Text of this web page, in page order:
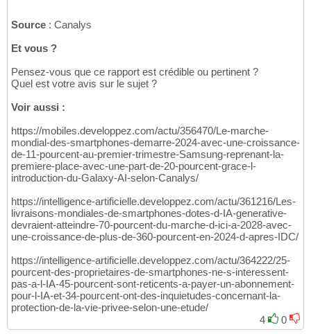
Source : Canalys
Et vous ?
Pensez-vous que ce rapport est crédible ou pertinent ?
Quel est votre avis sur le sujet ?
Voir aussi :
https://mobiles.developpez.com/actu/356470/Le-marche-
mondial-des-smartphones-demarre-2024-avec-une-croissance-
de-11-pourcent-au-premier-trimestre-Samsung-reprenant-la-
premiere-place-avec-une-part-de-20-pourcent-grace-l-
introduction-du-Galaxy-AI-selon-Canalys/
https://intelligence-artificielle.developpez.com/actu/361216/Les-
livraisons-mondiales-de-smartphones-dotes-d-IA-generative-
devraient-atteindre-70-pourcent-du-marche-d-ici-a-2028-avec-
une-croissance-de-plus-de-360-pourcent-en-2024-d-apres-IDC/
https://intelligence-artificielle.developpez.com/actu/364222/25-
pourcent-des-proprietaires-de-smartphones-ne-s-interessent-
pas-a-l-IA-45-pourcent-sont-reticents-a-payer-un-abonnement-
pour-l-IA-et-34-pourcent-ont-des-inquietudes-concernant-la-
protection-de-la-vie-privee-selon-une-etude/
4
0